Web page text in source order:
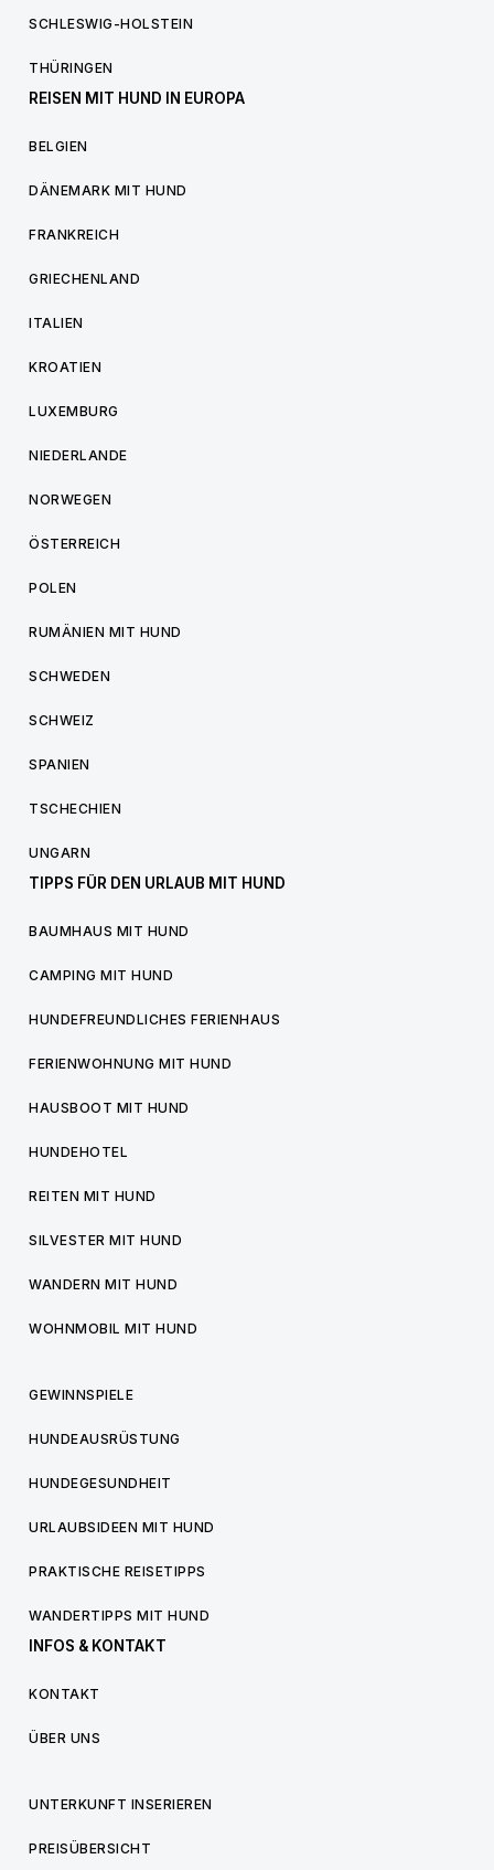
SCHLESWIG-HOLSTEIN
THÜRINGEN
REISEN MIT HUND IN EUROPA
BELGIEN
DÄNEMARK MIT HUND
FRANKREICH
GRIECHENLAND
ITALIEN
KROATIEN
LUXEMBURG
NIEDERLANDE
NORWEGEN
ÖSTERREICH
POLEN
RUMÄNIEN MIT HUND
SCHWEDEN
SCHWEIZ
SPANIEN
TSCHECHIEN
UNGARN
TIPPS FÜR DEN URLAUB MIT HUND
BAUMHAUS MIT HUND
CAMPING MIT HUND
HUNDEFREUNDLICHES FERIENHAUS
FERIENWOHNUNG MIT HUND
HAUSBOOT MIT HUND
HUNDEHOTEL
REITEN MIT HUND
SILVESTER MIT HUND
WANDERN MIT HUND
WOHNMOBIL MIT HUND
GEWINNSPIELE
HUNDEAUSRÜSTUNG
HUNDEGESUNDHEIT
URLAUBSIDEEN MIT HUND
PRAKTISCHE REISETIPPS
WANDERTIPPS MIT HUND
INFOS & KONTAKT
KONTAKT
ÜBER UNS
UNTERKUNFT INSERIEREN
PREISÜBERSICHT